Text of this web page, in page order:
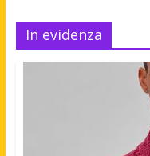
In evidenza